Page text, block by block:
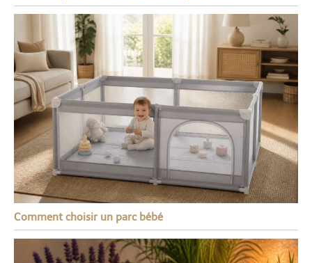
Comment choisir un parc bébé